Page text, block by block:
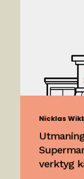
Nicklas
verktyg